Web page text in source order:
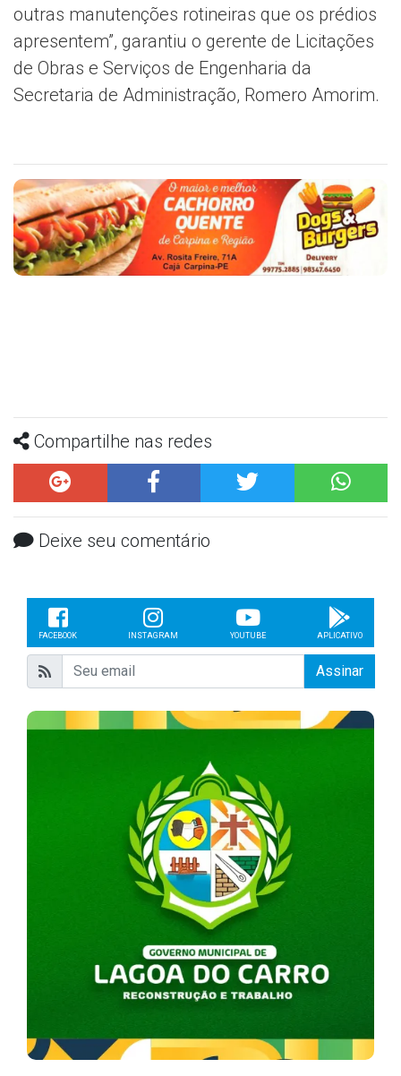
outras manutenções rotineiras que os prédios
apresentem”, garantiu o gerente de Licitações
de Obras e Serviços de Engenharia da
Secretaria de Administração, Romero Amorim.
Compartilhe nas redes
Deixe seu comentário
FACEBOOK INSTAGRAM YOUTUBE APLICATIVO
Assinar